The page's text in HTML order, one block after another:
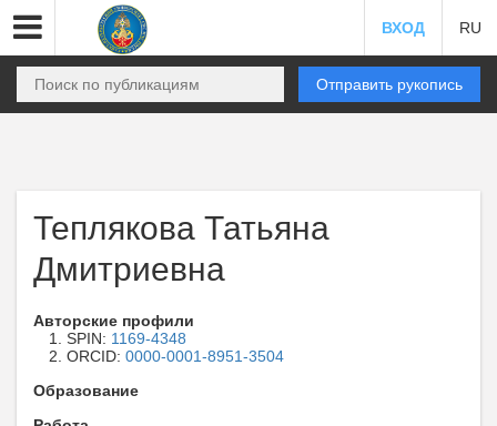
ВХОД RU
Отправить рукопись
Теплякова Татьяна
Дмитриевна
Авторские профили
SPIN: 1169-4348
ORCID: 0000-0001-8951-3504
Образование